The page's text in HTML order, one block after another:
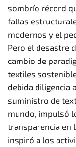
sombrío récord
fallas
modernos y el
Pero el desastre
cambio de
textiles
debida diligencia
suministro de
mundo, impulsó
transparencia en
inspiró a los